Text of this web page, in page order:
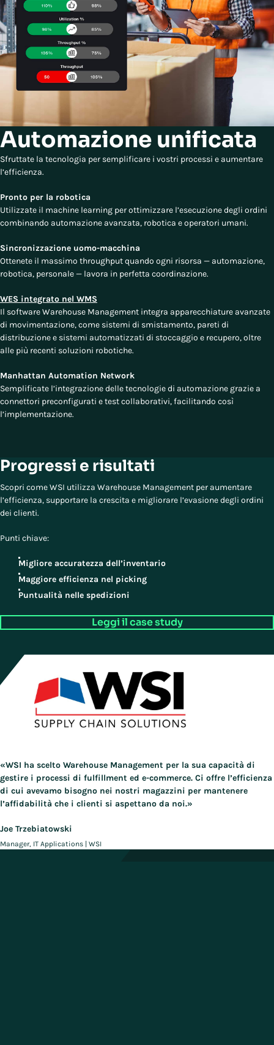
Automazione unificata
Sfruttate la tecnologia per semplificare i vostri processi e aumentare
l’efficienza.
Pronto per la robotica
Utilizzate il machine learning per ottimizzare l’esecuzione degli ordini
combinando automazione avanzata, robotica e operatori umani.
Sincronizzazione uomo-macchina
Ottenete il massimo throughput quando ogni risorsa — automazione,
robotica, personale — lavora in perfetta coordinazione.
WES integrato nel WMS
Il software Warehouse Management integra apparecchiature avanzate
di movimentazione, come sistemi di smistamento, pareti di
distribuzione e sistemi automatizzati di stoccaggio e recupero, oltre
alle più recenti soluzioni robotiche.
Manhattan Automation Network
Semplificate l’integrazione delle tecnologie di automazione grazie a
connettori preconfigurati e test collaborativi, facilitando così
l’implementazione.
Progressi e risultati
Scopri come WSI utilizza Warehouse Management per aumentare
l’efficienza, supportare la crescita e migliorare l’evasione degli ordini
dei clienti.
Punti chiave:
Migliore accuratezza dell’inventario
Maggiore efficienza nel picking
Puntualità nelle spedizioni
Leggi il case study
«WSI ha scelto Warehouse Management per la sua capacità di
gestire i processi di fulfillment ed e-commerce. Ci offre l’efficienza
di cui avevamo bisogno nei nostri magazzini per mantenere
l’affidabilità che i clienti si aspettano da noi.»
Joe Trzebiatowski
Manager, IT Applications | WSI